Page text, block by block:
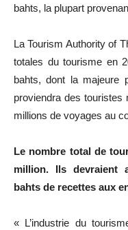
bahts, la plupart
La Tourism Authority of
totales du tourisme en
bahts, dont la majeure
proviendra des touristes
millions de voyages au
Le nombre total de
million. Ils devraient
bahts de recettes aux
« L’industrie du